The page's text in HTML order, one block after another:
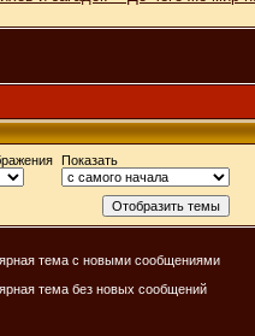
Показать
тема с новыми сообщениями
тема без новых сообщений